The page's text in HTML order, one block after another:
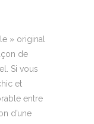
» original
de
Si vous
et
entre
d’une